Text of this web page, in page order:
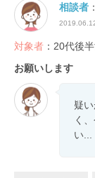
相談者
対象者 ：20代後
お願いします
疑
く
い...